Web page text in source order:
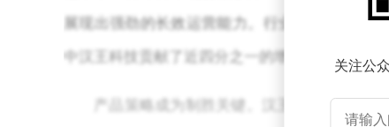
展现出强劲的长效运营能力。行业数据显示，
中汉王科技贡献了近四分之一的增量。
产品策略成为制胜关键。汉王Clear系列通
关注公